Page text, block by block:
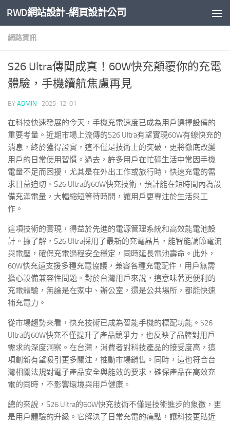
Skip to content
RWD網站設計-網頁設計公司
網路資訊
S26 Ultra傳聞成真！60W快充顛覆你的充電
體驗，手機續航焦慮再見
BY ADMIN · 2025-12-01
在科技快速發展的今天，手機充電速度已成為用戶選擇設備的
重要考量。近期市場上流傳的S26 Ultra有望實現60W有線快充的
消息，終於獲得證實，這不僅是技術上的突破，更將徹底改變
用戶的日常使用習慣。過去，許多用戶在忙碌生活中常因手機
電量不足而困擾，尤其是在外出工作或旅行時，快速充電的需
求日益迫切。S26 Ultra的60W快充技術，預計能在短時間內為設
備充滿電量，大幅縮短等待時間，讓用戶更專注於生活與工
作。
這項技術的實現，得益於先進的電源管理系統和高效能電池設
計。據了解，S26 Ultra採用了最新的充電晶片，能智能調節電流
與電壓，確保充電過程安全穩定，同時延長電池壽命。此外，
60W快充還支援多種充電協議，兼容各種充電配件，用戶無需
擔心設備兼容性問題。對於台灣用戶來說，這意味著更便利的
充電體驗，無論是在家中、辦公室，還是公共場所，都能快速
補充電力。
從市場趨勢來看，快充技術已成為智能手機的標配功能。S26
Ultra的60W快充不僅提升了產品競爭力，也反映了品牌對用戶
需求的深度洞察。在台灣，消費者對科技產品的接受度高，這
項創新有望吸引更多關注，推動市場銷售。同時，這也符合台
灣相關法規對電子產品安全與能效的要求，確保產品在高效充
電的同時，不影響環境與用戶健康。
總的來說，S26 Ultra的60W快充技術不僅是技術進步的象徵，更
是用戶體驗的升級。它解決了日常充電的痛點，讓科技更貼近